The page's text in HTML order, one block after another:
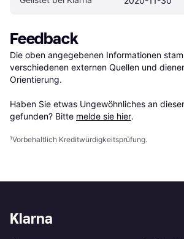
Feedback
Die oben angegebenen Informationen
verschiedenen externen Quellen und
Orientierung.
Haben Sie etwas Ungewöhnliches an
gefunden? Bitte melde sie hier.
¹Vorbehaltlich Kreditwürdigkeitsprüfung.
Klarna